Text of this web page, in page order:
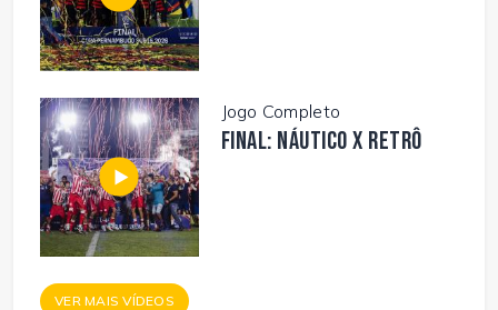
Jogo Completo
FINAL: NÁUTICO X RETRÔ
VER MAIS VÍDEOS